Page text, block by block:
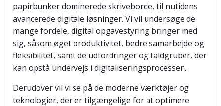
papirbunker dominerede skriveborde, til nutidens
avancerede digitale løsninger. Vi vil undersøge de
mange fordele, digital opgavestyring bringer med
sig, såsom øget produktivitet, bedre samarbejde og
fleksibilitet, samt de udfordringer og faldgruber, der
kan opstå undervejs i digitaliseringsprocessen.
Derudover vil vi se på de moderne værktøjer og
teknologier, der er tilgængelige for at optimere